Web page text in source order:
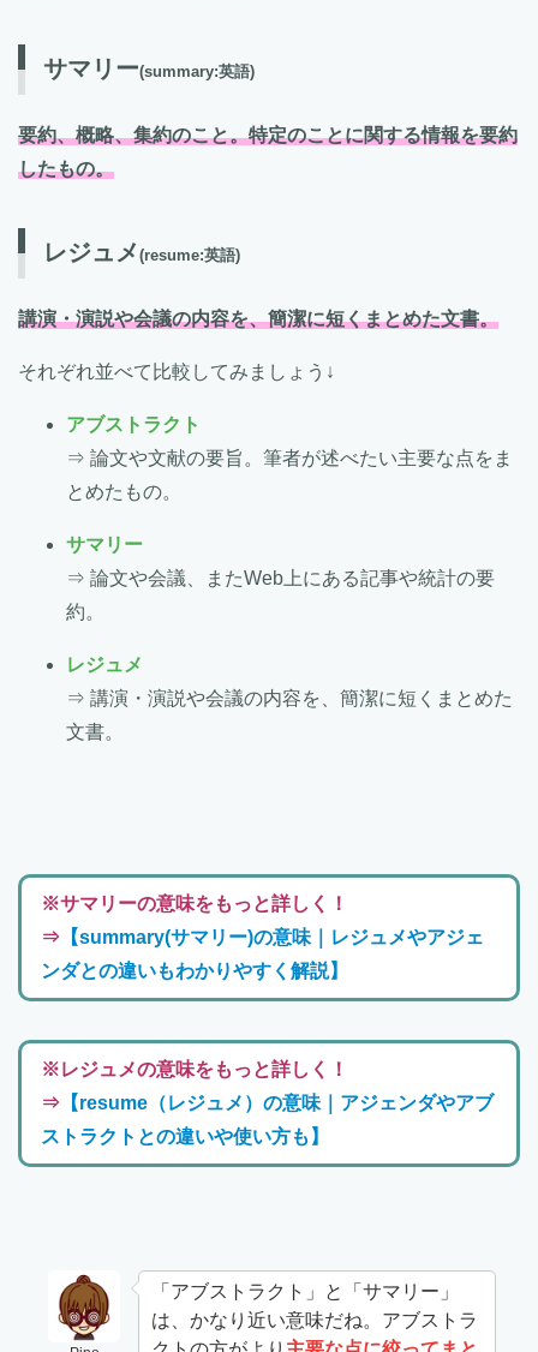
サマリー(summary:英語)
要約、概略、集約のこと。特定のことに関する情報を要約
したもの。
レジュメ (resume:英語)
講演・演説や会議の内容を、簡潔に短くまとめた文書。
それぞれ並べて比較してみましょう↓
アブストラクト
⇒ 論文や文献の要旨。筆者が述べたい主要な点をま
とめたもの。
サマリー
⇒ 論文や会議、またWeb上にある記事や統計の要
約。
レジュメ
⇒ 講演・演説や会議の内容を、簡潔に短くまとめた
文書。
※サマリーの意味をもっと詳しく！
⇒ 【summary(サマリー)の意味｜レジュメやアジェ
ンダとの違いもわかりやすく解説】
※レジュメの意味をもっと詳しく！
⇒ 【resume（レジュメ）の意味｜アジェンダやアブ
ストラクトとの違いや使い方も】
「アブストラクト」と「サマリー」
は、かなり近い意味だね。アブストラ